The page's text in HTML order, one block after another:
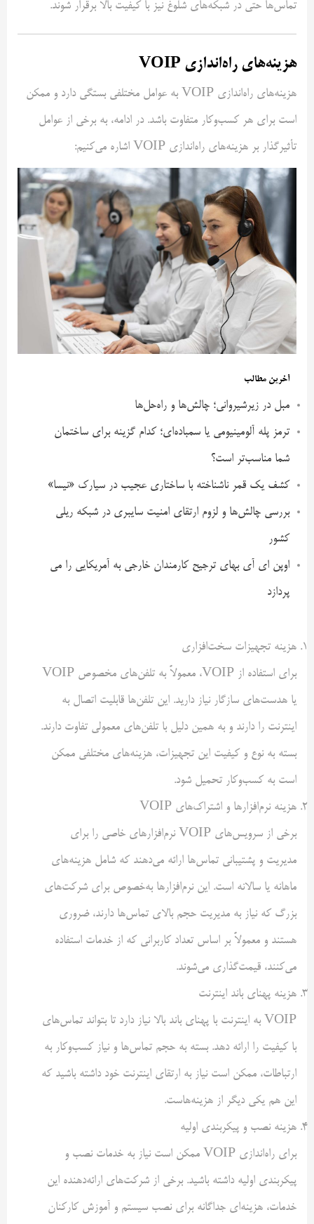
تماس‌ها حتی در شبکه‌های شلوغ نیز با کیفیت بالا برقرار شوند.
هزینه‌های راه‌اندازی VOIP
هزینه‌های راه‌اندازی VOIP به عوامل مختلفی بستگی دارد و ممکن
است برای هر کسب‌وکار متفاوت باشد. در ادامه، به برخی از عوامل
تأثیرگذار بر هزینه‌های راه‌اندازی VOIP اشاره می‌کنیم:
آخرین مطالب
مبل در زیرشیروانی؛ چالش‌ها و راه‌حل‌ها
ترمز پله آلومینیومی یا سمباده‌ای؛ کدام گزینه برای ساختمان
شما مناسب‌تر است؟
کشف یک قمر ناشناخته با ساختاری عجیب در سیارک «نیسا»
بررسی چالش‌ها و لزوم ارتقای امنیت سایبری در شبکه ریلی
کشور
اوپن ای آی بهای ترجیح کارمندان خارجی به آمریکایی را می
پردازد
هزینه تجهیزات سخت‌افزاری
برای استفاده از VOIP، معمولاً به تلفن‌های مخصوص VOIP
یا هدست‌های سازگار نیاز دارید. این تلفن‌ها قابلیت اتصال به
اینترنت را دارند و به همین دلیل با تلفن‌های معمولی تفاوت دارند.
بسته به نوع و کیفیت این تجهیزات، هزینه‌های مختلفی ممکن
است به کسب‌وکار تحمیل شود.
هزینه نرم‌افزارها و اشتراک‌های VOIP
برخی از سرویس‌های VOIP نرم‌افزارهای خاصی را برای
مدیریت و پشتیبانی تماس‌ها ارائه می‌دهند که شامل هزینه‌های
ماهانه یا سالانه است. این نرم‌افزارها به‌خصوص برای شرکت‌های
بزرگ که نیاز به مدیریت حجم بالای تماس‌ها دارند، ضروری
هستند و معمولاً بر اساس تعداد کاربرانی که از خدمات استفاده
می‌کنند، قیمت‌گذاری می‌شوند.
هزینه پهنای باند اینترنت
VOIP به اینترنت با پهنای باند بالا نیاز دارد تا بتواند تماس‌های
با کیفیت را ارائه دهد. بسته به حجم تماس‌ها و نیاز کسب‌وکار به
ارتباطات، ممکن است نیاز به ارتقای اینترنت خود داشته باشید که
این هم یکی دیگر از هزینه‌هاست.
هزینه نصب و پیکربندی اولیه
برای راه‌اندازی VOIP ممکن است نیاز به خدمات نصب و
پیکربندی اولیه داشته باشید. برخی از شرکت‌های ارائه‌دهنده این
خدمات، هزینه‌ای جداگانه برای نصب سیستم و آموزش کارکنان